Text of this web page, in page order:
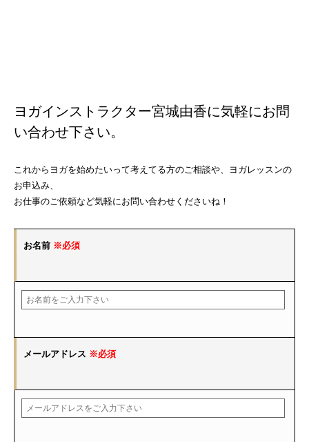
ヨガインストラクター宮城由香に気軽にお問
い合わせ下さい。
これからヨガを始めたいって考えてる方のご相談や、ヨガレッスンの
お申込み、
お仕事のご依頼など気軽にお問い合わせくださいね！
お名前 ※必須
メールアドレス ※必須